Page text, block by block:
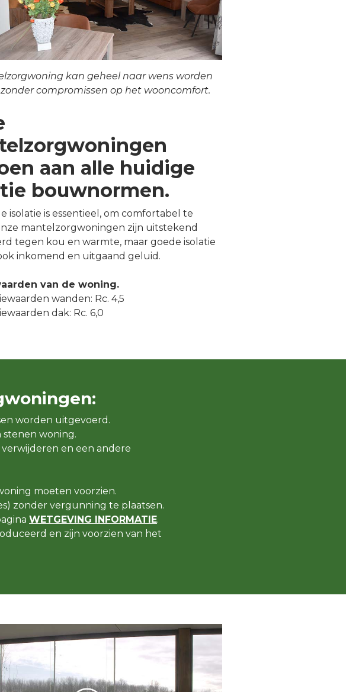
kan geheel naar wens worden
compromissen op het wooncomfort.
aan alle huidige
bouwnormen.
isolatie is essentieel, om comfortabel te
mantelzorgwoningen zijn uitstekend
tegen kou en warmte, maar goede isolatie
inkomend en uitgaand geluid.
van de woning.
wanden: Rc. 4,5
dak: Rc. 6,0
worden uitgevoerd.
woning.
en een andere
moeten voorzien.
zonder vergunning te plaatsen.
WETGEVING INFORMATIE.
en zijn voorzien van het